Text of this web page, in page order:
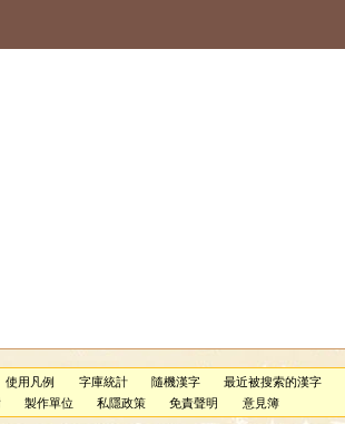
使用凡例 字庫統計 隨機漢字
最近被搜索的漢字
製作單位 私隱政策 免責聲明 意見簿